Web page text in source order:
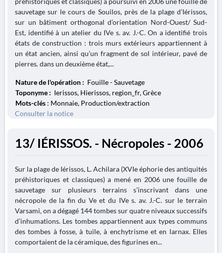
sauvetage sur le cours de Souilos, près de la plage d’Iérissos,
sur un bâtiment orthogonal d’orientation Nord-Ouest/ Sud-
Est, identifié à un atelier du IVe s. av. J.-C. On a identifié trois
états de construction : trois murs extérieurs appartiennent à
un état ancien, ainsi qu’un fragment de sol intérieur, pavé de
pierres. dans un deuxième état,...
Nature de l'opération : Fouille - Sauvetage
Toponyme : Ierissos, Hierissos, region_fr, Grèce
Mots-clés : Monnaie, Production/extraction
Consulter la notice
13/ IÉRISSOS. - Nécropoles - 2006
Sur la plage de Iérissos, L. Achilara (XVIe éphorie des antiquités
préhistoriques et classiques) a mené en 2006 une fouille de
sauvetage sur plusieurs terrains s’inscrivant dans une
nécropole de la fin du Ve et du IVe s. av. J.-C. sur le terrain
Varsami, on a dégagé 144 tombes sur quatre niveaux successifs
d’inhumations. Les tombes appartiennent aux types communs
des tombes à fosse, à tuile, à enchytrisme et en larnax. Elles
comportaient de la céramique, des figurines en...